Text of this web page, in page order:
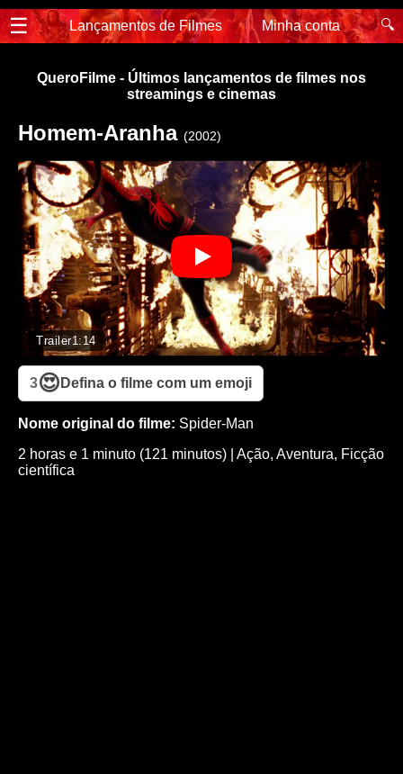
☰ Lançamentos de Filmes Minha conta 🔍
QueroFilme - Últimos lançamentos de filmes nos
streamings e cinemas
Homem-Aranha (2002)
Trailer1:14
3😍 Defina o filme com um emoji
Nome original do filme: Spider-Man
2 horas e 1 minuto (121 minutos)
Ação, Aventura, Ficção
científica